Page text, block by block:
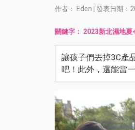
作者： Eden | 發表日期：
關鍵字： 2023新北濕地夏
讓孩子們丟掉3C產
吧！此外，還能當